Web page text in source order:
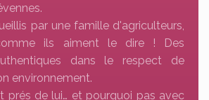
par une famille d'agriculteurs,
ils aiment le dire ! Des
dans le respect de
environnement.
prés de lui… et pourquoi pas avec